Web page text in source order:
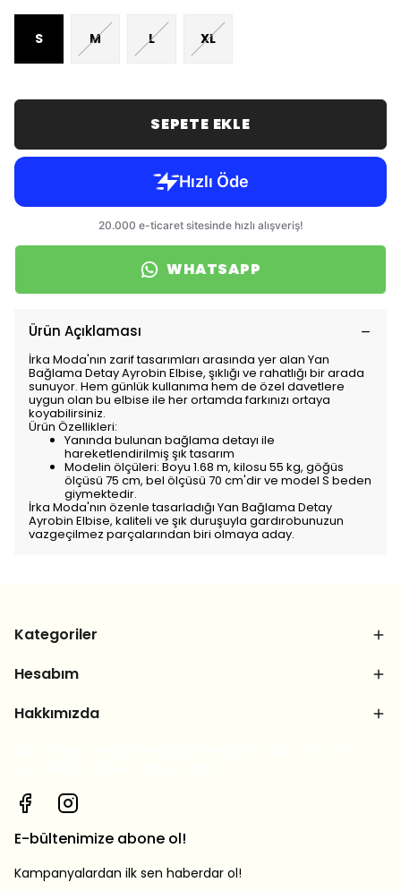
S M L XL
SEPETE EKLE
WHATSAPP
Ürün Açıklaması
İrka Moda'nın zarif tasarımları arasında yer alan Yan
Bağlama Detay Ayrobin Elbise, şıklığı ve rahatlığı bir arada
sunuyor. Hem günlük kullanıma hem de özel davetlere
uygun olan bu elbise ile her ortamda farkınızı ortaya
koyabilirsiniz.
Ürün Özellikleri:
Yanında bulunan bağlama detayı ile
hareketlendirilmiş şık tasarım
Modelin ölçüleri: Boyu 1.68 m, kilosu 55 kg, göğüs
ölçüsü 75 cm, bel ölçüsü 70 cm'dir ve model S beden
giymektedir.
İrka Moda'nın özenle tasarladığı Yan Bağlama Detay
Ayrobin Elbise, kaliteli ve şık duruşuyla gardırobunuzun
vazgeçilmez parçalarından biri olmaya aday.
Kategoriler
Hesabım
Hakkımızda
E-bültenimize abone ol!
Kampanyalardan ilk sen haberdar ol!